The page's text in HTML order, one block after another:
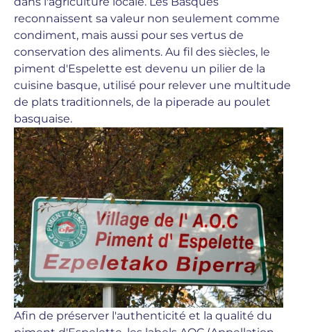
reconnaissent sa valeur non seulement comme
condiment, mais aussi pour ses vertus de
conservation des aliments. Au fil des siècles, le
piment d'Espelette est devenu un pilier de la
cuisine basque, utilisé pour relever une multitude
de plats traditionnels, de la piperade au poulet
basquaise.
Afin de préserver l'authenticité et la qualité du